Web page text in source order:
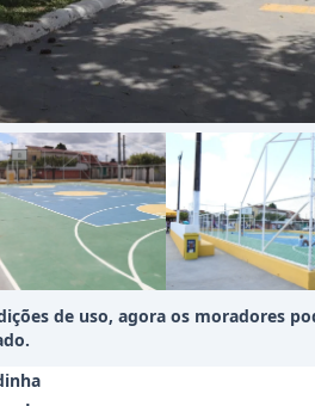
de uso, agora os moradores